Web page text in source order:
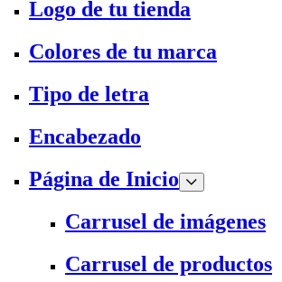
Logo de tu tienda
Colores de tu marca
Tipo de letra
Encabezado
Página de Inicio
Carrusel de imágenes
Carrusel de productos